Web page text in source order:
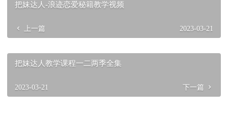
把妹达人-浪迹恋爱秘籍教学视频
上一篇 2023-03-21
把妹达人教学课程一二两季全集
2023-03-21 下一篇